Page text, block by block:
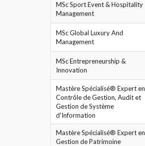
MSc Sport Event & Hospitality
Management
MSc Global Luxury And
Management
MSc Entrepreneurship &
Innovation
Mastère Spécialisé® Expert en
Contrôle de Gestion, Audit et
Gestion de Système
d'Information
Mastère Spécialisé® Expert en
Gestion de Patrimoine